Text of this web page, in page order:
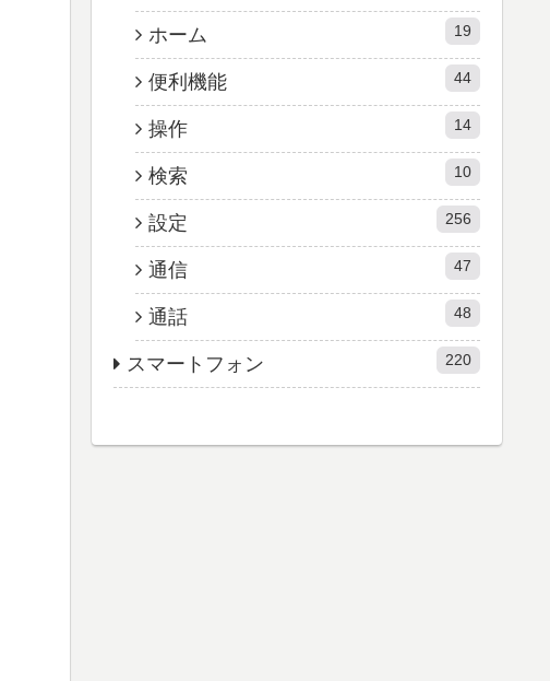
ホーム 19
便利機能 44
操作 14
検索 10
設定 256
通信 47
通話 48
スマートフォン 220